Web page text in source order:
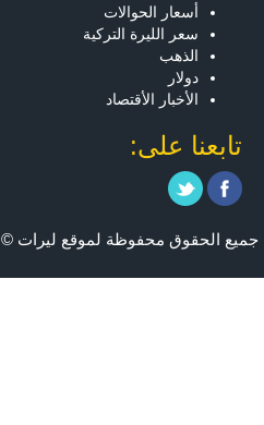
أسعار الحوالات
سعر الليرة التركية
الذهب
دولار
الأخبار الأقتصاد
تابعنا على:
جميع الحقوق محفوظة لموقع ليرات © 2019-2024